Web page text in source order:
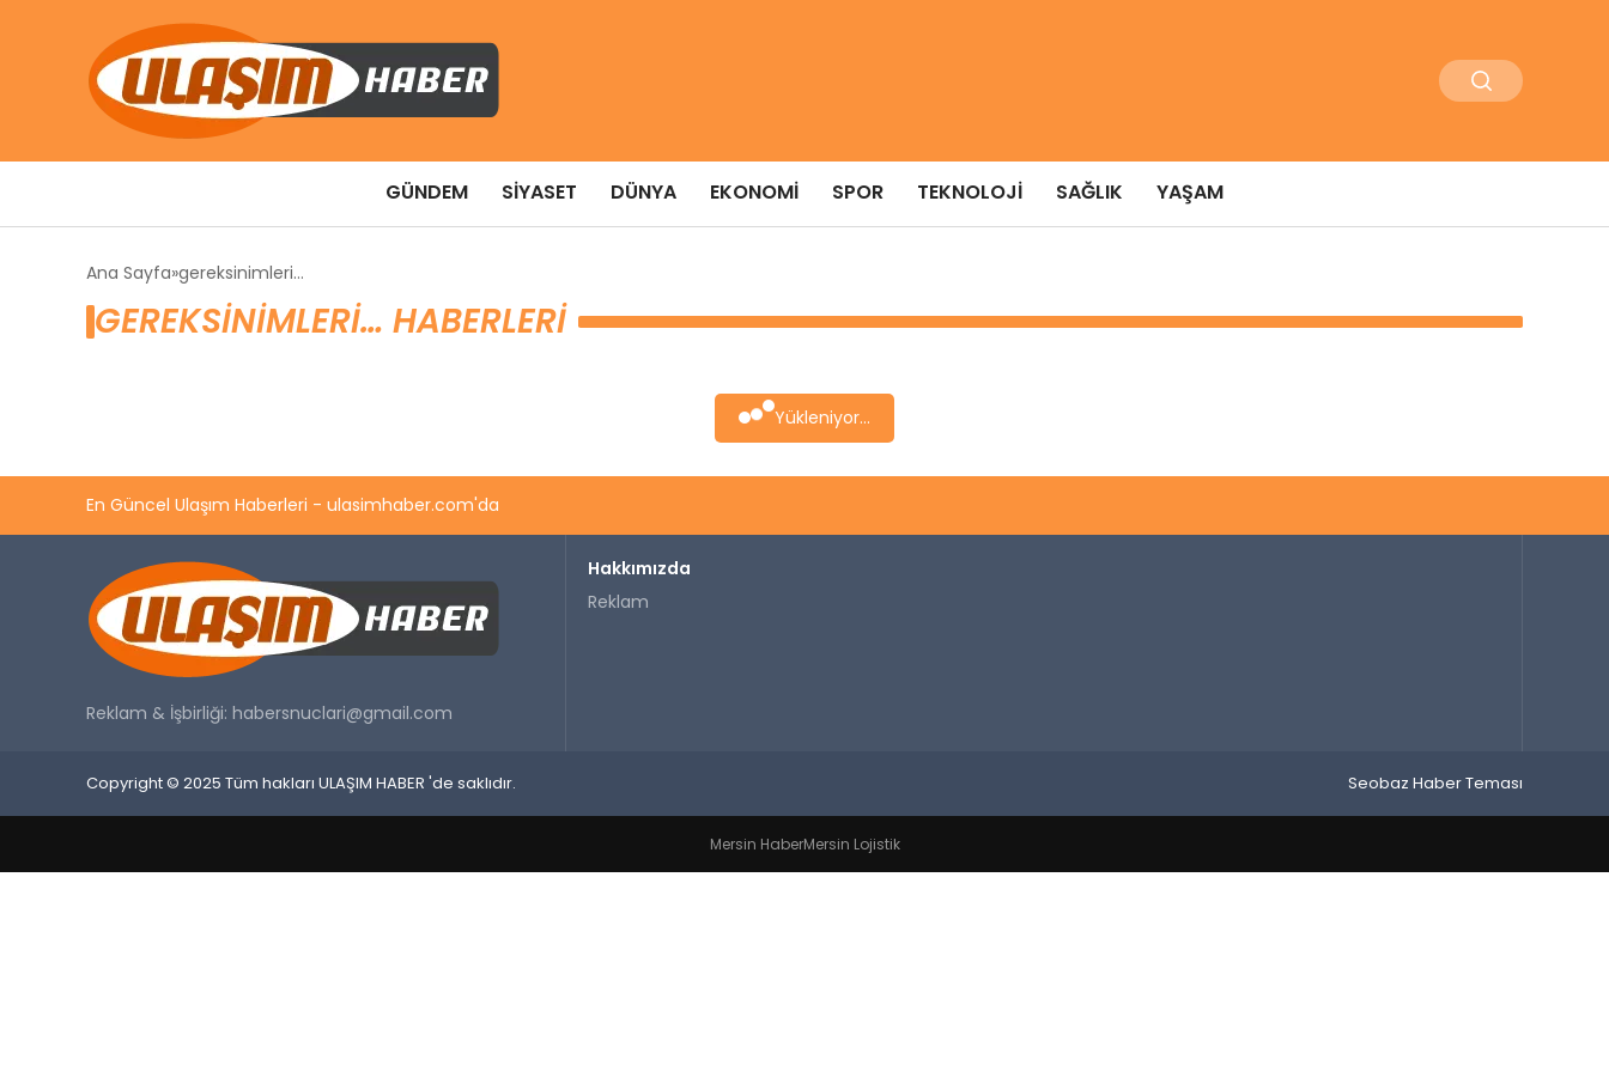
GÜNDEM SIYASET DÜNYA EKONOMI SPOR TEKNOLOJI SAĞLIK YAŞAM
Ana Sayfa gereksinimleri…
GEREKSINIMLERI… HABERLERI
Yükleniyor...
En Güncel Ulaşım Haberleri - ulasimhaber.com'da
Reklam & İşbirliği: habersnuclari@gmail.com
Hakkımızda
Reklam
Copyright © 2025 Tüm hakları ULAŞIM HABER 'de saklıdır. Seobaz Haber Teması
Mersin HaberMersin Lojistik